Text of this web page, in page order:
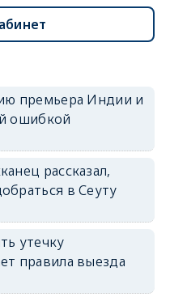
премьера Индии и
ошибкой
рассказал,
в Сеуту
утечку
правила выезда